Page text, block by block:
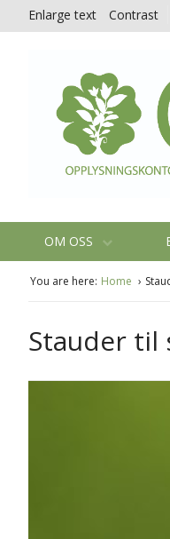
Enlarge text Contrast
OM OSS
You are here: Home
Stauder til